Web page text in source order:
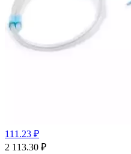
111.23 ₽
2 113.30 ₽